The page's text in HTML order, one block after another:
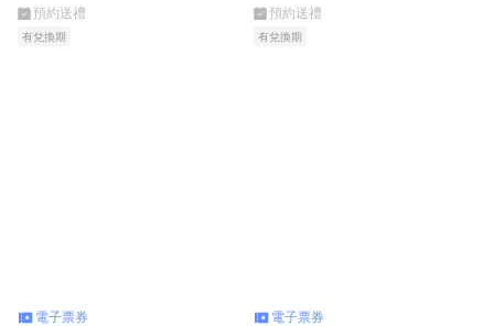
預約送禮
有兌換期
預約送禮
有兌換期
電子票券 電子票券